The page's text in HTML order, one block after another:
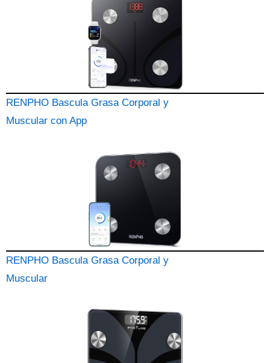
RENPHO Bascula Grasa Corporal y
Muscular con App
RENPHO Bascula Grasa Corporal y
Muscular